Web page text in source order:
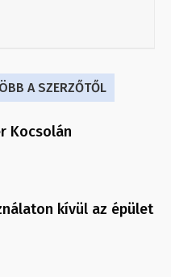
A SZERZŐTŐL
Kocsolán
kívül az épület